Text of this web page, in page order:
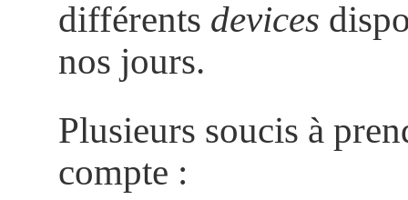
différents devices
nos jours.
Plusieurs soucis à
compte :